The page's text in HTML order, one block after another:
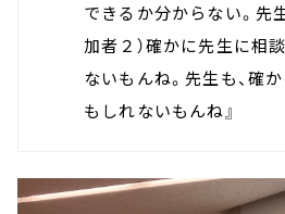
できるか分からない。先
加者２）確かに先生に相
ないもんね。先生も、確
もしれないもんね』